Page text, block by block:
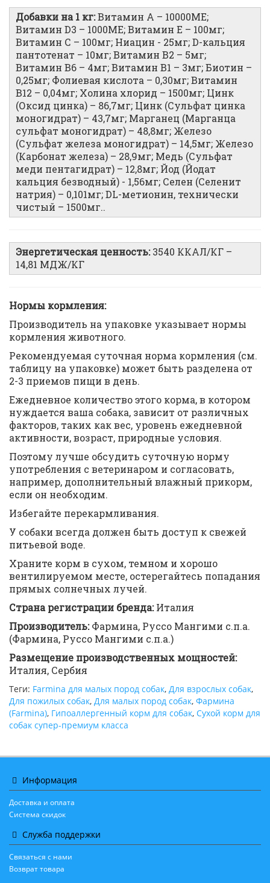
Добавки на 1 кг:Витамин А – 10000ME;
Витамин D3 – 1000ME; Витамин Е – 100мг;
Витамин С – 100мг; Ниацин - 25мг; D-кальция
пантотенат – 10мг; Витамин В2 – 5мг;
Витамин В6 – 4мг; Витамин В1 – 3мг; Биотин –
0,25мг; Фолиевая кислота – 0,30мг; Витамин
В12 – 0,04мг; Холина хлорид – 1500мг; Цинк
(Оксид цинка) – 86,7мг; Цинк (Сульфат цинка
моногидрат) – 43,7мг; Марганец (Марганца
сульфат моногидрат) – 48,8мг; Железо
(Сульфат железа моногидрат) – 14,5мг; Железо
(Карбонат железа) – 28,9мг; Медь (Сульфат
меди пентагидрат) – 12,8мг; Йод (Йодат
кальция безводный) - 1,56мг; Селен (Селенит
натрия) – 0,101мг; DL-метионин, технически
чистый – 1500мг..
Энергетическая ценность:3540 ККАЛ/КГ –
14,81 МДЖ/КГ
Нормы кормления:
Производитель на упаковке указывает нормы
кормления животного.
Рекомендуемая суточная норма кормления (см.
таблицу на упаковке) может быть разделена от
2-3 приемов пищи в день.
Ежедневное количество этого корма, в котором
нуждается ваша собака, зависит от различных
факторов, таких как вес, уровень ежедневной
активности, возраст, природные условия.
Поэтому лучше обсудить суточную норму
употребления с ветеринаром и согласовать,
например, дополнительный влажный прикорм,
если он необходим.
Избегайте перекармливания.
У собаки всегда должен быть доступ к свежей
питьевой воде.
Храните корм в сухом, темном и хорошо
вентилируемом месте, остерегайтесь попадания
прямых солнечных лучей.
Страна регистрации бренда:Италия
Производитель:Фармина, Руссо Мангими с.п.а.
(Фармина, Руссо Мангими с.п.а.)
Размещение производственных мощностей:
Италия, Сербия
Теги: Farmina для малых пород собак, Для взрослых собак,
Для пожилых собак, Для малых пород собак, Фармина
(Farmina), Гипоаллергенный корм для собак, Сухой корм для
собак супер-премиум класса
Информация
Доставка и оплата
Система скидок
Служба поддержки
Связаться с нами
Возврат товара